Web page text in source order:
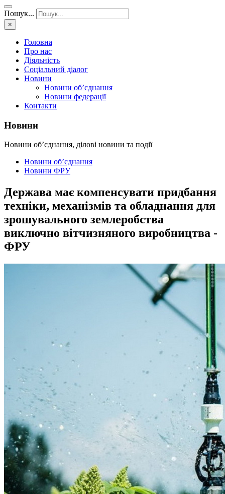
Пошук...
×
Головна
Про нас
Діяльність
Соціальний діалог
Новини
Новини об’єднання
Новини федерації
Контакти
Новини
Новини об’єднання, ділові новини та події
Новини об’єднання
Новини ФРУ
Держава має компенсувати придбання
техніки, механізмів та обладнання для
зрошувального землеробства
виключно вітчизняного виробництва -
ФРУ